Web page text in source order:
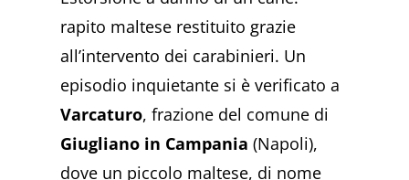
rapito maltese restituito grazie
all’intervento dei carabinieri. Un
episodio inquietante si è verificato a
Varcaturo, frazione del comune di
Giugliano in Campania (Napoli),
dove un piccolo maltese, di nome